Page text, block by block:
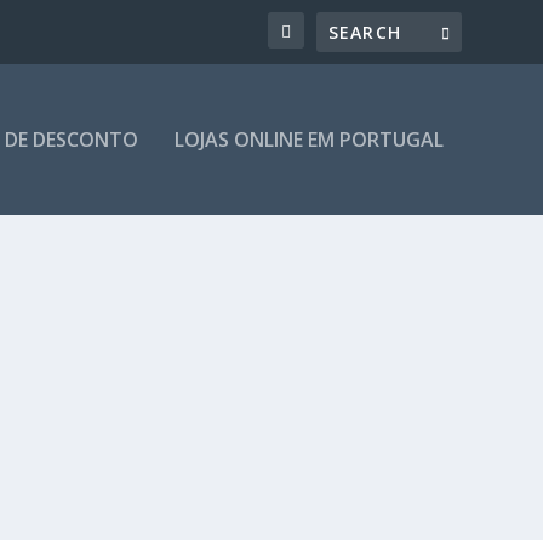
DESCONTO LOJAS ONLINE EM PORTUGAL